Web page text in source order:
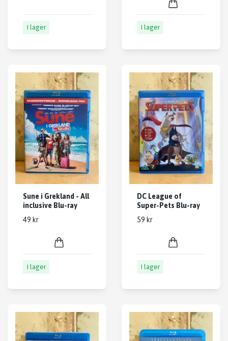
I lager I lager
Sune i Grekland - All
inclusive Blu-ray
49 kr
I lager
DC League of
Super-Pets Blu-ray
59 kr
I lager